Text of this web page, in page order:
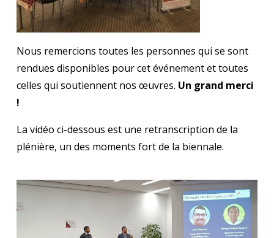
Nous remercions toutes les personnes qui se sont
rendues disponibles pour cet événement et toutes
celles qui soutiennent nos œuvres. Un grand merci
!
La vidéo ci-dessous est une retranscription de la
plénière, un des moments fort de la biennale.